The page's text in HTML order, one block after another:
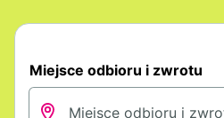
Miejsce odbioru i zwrotu